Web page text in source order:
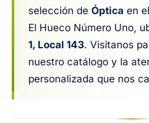
selección de Óptica en
El Hueco Número Uno,
1, Local 143. Visitanos
nuestro catálogo y la
personalizada que nos